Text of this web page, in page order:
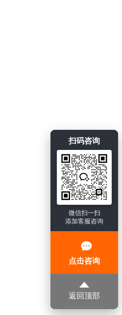
扫码咨询
微信扫一扫
添加客服咨询
点击咨询
返回顶部